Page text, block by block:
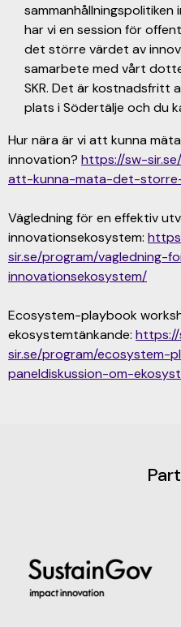
sammanhållningspolitiken
har vi en session för
det större värdet av
samarbete med vårt
SKR. Det är
plats i Södertälje och du
Hur nära är vi att kunna
innovation? https://sw-
att-kunna-mata-det-
Vägledning för en effektiv
innovationsekosystem:
sir.se/program/vagledning-
innovationsekosystem/
Ecosystem-playbook
ekosystemtänkande:
sir.se/program/ecosystem-
paneldiskussion-om-